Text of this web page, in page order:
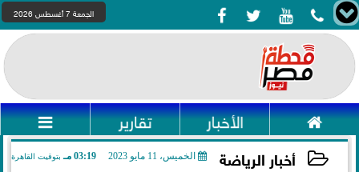
    الجمعة 7 أغسطس 2026
 الأخبار تقارير 
أخبار الرياضة الخميس، 11 مايو 2023 03:19 مـ بتوقيت القاهرة